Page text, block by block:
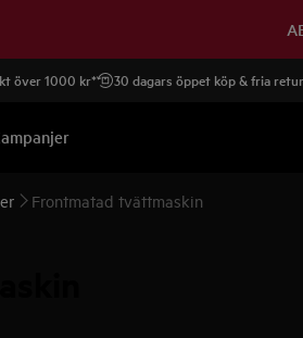
över 1000 kr* 30 dagars öppet köp & fria
Frontmatad tvättmaskin